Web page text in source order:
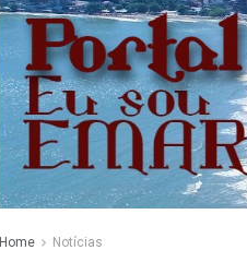
Home Notícias